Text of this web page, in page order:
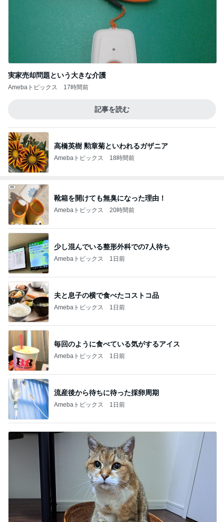
実家売却問題という大きな介護
Amebaトピックス 17時間前
記事を読む
高橋英樹 勲章菊といわれるガザニア
Amebaトピックス 18時間前
靴箱を開けても無臭になった理由！
Amebaトピックス 20時間前
少し混んでいる整形外科での7人待ち
Amebaトピックス 1日前
夫と息子の横で食べたコストコ品
Amebaトピックス 1日前
毎回のように食べている気がするアイス
Amebaトピックス 1日前
流産後から待ちに待った採卵周期
Amebaトピックス 1日前